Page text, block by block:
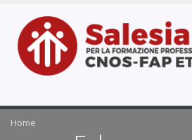
Home